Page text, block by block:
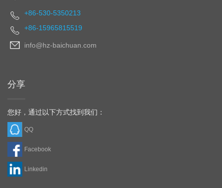
+86-530-5350213
+86-15965815519
info@hz-baichuan.com
分享
您好，通过以下方式找到我们：
QQ
Facebook
Linkedin